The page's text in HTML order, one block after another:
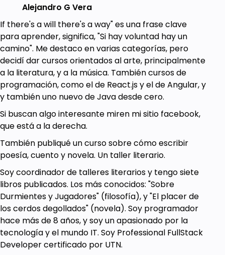
No se necesita tener conocimientos de
programación previos.
Alejandro G Vera
If there's a will there's a way" es una frase clave
para aprender, significa, "Si hay voluntad hay un
camino". Me destaco en varias categorías, pero
decidí dar cursos orientados al arte, principalmente
a la literatura, y a la música. También cursos de
programación, como el de React.js y el de Angular, y
y también uno nuevo de Java desde cero.
Si buscan algo interesante miren mi sitio facebook,
que está a la derecha.
También publiqué un curso sobre cómo escribir
poesía, cuento y novela. Un taller literario.
Soy coordinador de talleres literarios y tengo siete
libros publicados. Los más conocidos: "Sobre
Durmientes y Jugadores" (filosofía), y "El placer de
los cerdos degollados" (novela). Soy programador
hace más de 8 años, y soy un apasionado por la
tecnología y el mundo IT. Soy Professional FullStack
Developer certificado por UTN.